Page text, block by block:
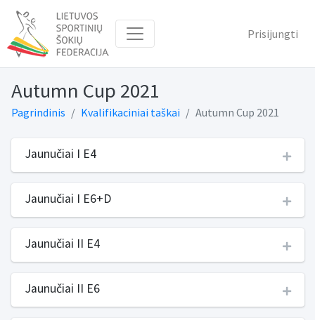
Prisijungti
Autumn Cup 2021
Pagrindinis Kvalifikaciniai taškai Autumn Cup 2021
Jaunučiai I E4
Jaunučiai I E6+D
Jaunučiai II E4
Jaunučiai II E6